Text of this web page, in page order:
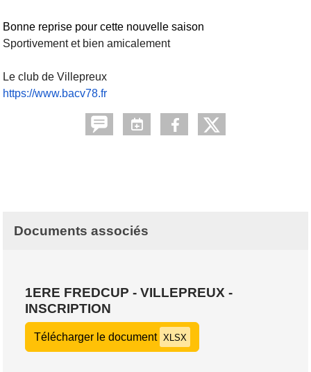
Bonne reprise pour cette nouvelle saison
Sportivement et bien amicalement
Le club de Villepreux
https://www.bacv78.fr
Documents associés
1ERE FREDCUP - VILLEPREUX -
INSCRIPTION
Télécharger le document XLSX